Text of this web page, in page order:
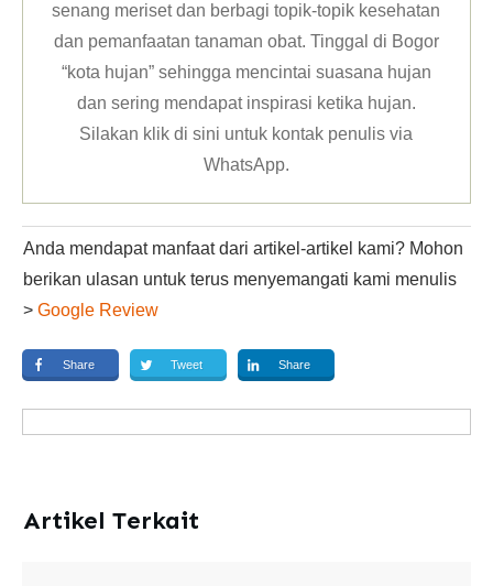
senang meriset dan berbagi topik-topik kesehatan
dan pemanfaatan tanaman obat. Tinggal di Bogor
“kota hujan” sehingga mencintai suasana hujan
dan sering mendapat inspirasi ketika hujan.
Silakan klikdi sini untuk kontak penulis via
WhatsApp.
Anda mendapat manfaat dari artikel-artikel kami? Mohon
berikan ulasan untuk terus menyemangati kami menulis
> Google Review
Share Tweet Share
Artikel Terkait